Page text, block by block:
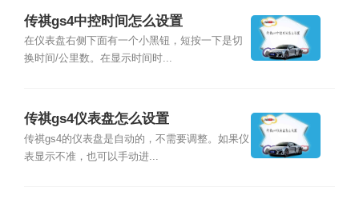
传祺gs4中控时间怎么设置
在仪表盘右侧下面有一个小黑钮，短按一下是切
换时间/公里数。在显示时间时...
传祺gs4仪表盘怎么设置
传祺gs4的仪表盘是自动的，不需要调整。如果仪
表显示不准，也可以手动进...